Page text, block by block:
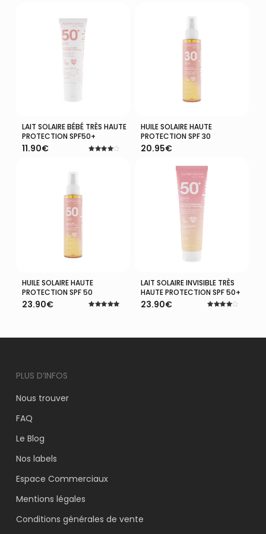
Ajouter Au Panier
LAIT SOLAIRE BÉBÉ TRÈS HAUTE
PROTECTION SPF50+
11.90€
Ajouter Au Panier
HUILE SOLAIRE HAUTE
PROTECTION SPF 30
20.95€
Ajouter Au Panier
HUILE SOLAIRE HAUTE
PROTECTION SPF 50
23.90€
Ajouter Au Panier
LAIT SOLAIRE INVISIBLE TRÈS
HAUTE PROTECTION SPF 50+
23.90€
PLUS D’INFOS
Nous trouver
FAQ
Le Blog
Nos labels
Espace Commerciaux
Mentions légales
Conditions générales de vente